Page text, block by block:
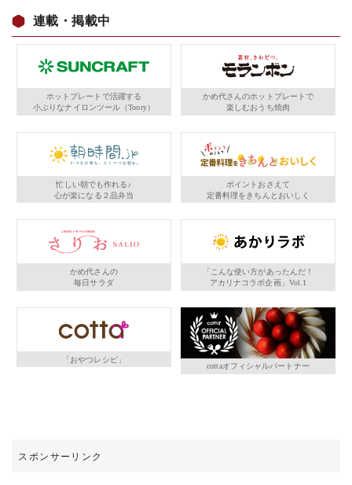
連載・掲載中
ホットプレートで活躍する
小ぶりなナイロンツール（Toory）
かめ代さんのホットプレートで
楽しむおうち焼肉
忙しい朝でも作れる♪
心が楽になる２品弁当
ポイントおさえて
定番料理をきちんとおいしく
かめ代さんの
毎日サラダ
「こんな使い方があったんだ！
アカリナコラボ企画」Vol.1
「おやつレシピ」
cottaオフィシャルパートナー